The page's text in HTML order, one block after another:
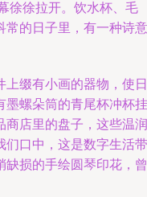
徐徐拉开。饮水杯、毛
常的日子里，有一种诗意
上缀有小画的器物，使日
墨螺朵筒的青尾杯冲杯挂
店里的盘子，这些温润
们口中，这是数字生活带
缺损的手绘圆琴印花，曾